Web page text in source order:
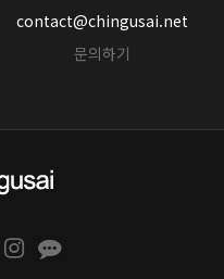
contact@chingusai.net
문의하기